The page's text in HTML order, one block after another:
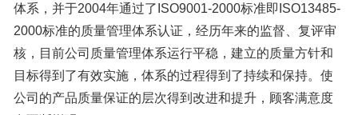
体系，并于2004年通过了ISO9001-2000标准即ISO13485-
2000标准的质量管理体系认证，经历年来的监督、复评审
核，目前公司质量管理体系运行平稳，建立的质量方针和
目标得到了有效实施，体系的过程得到了持续和保持。使
公司的产品质量保证的层次得到改进和提升，顾客满意度